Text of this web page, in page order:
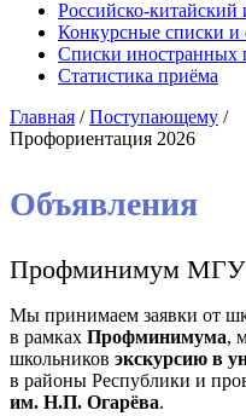
Российско-китайский
Конкурсные списки
Списки иностранных
Статистика приёма
Главная /Поступающему /
Профориентация 2026
Объявления
Профминимум МГУ
Мы принимаем заявки от
в рамках Профминимума,
школьников экскурсию в
в районы Республики и
им. Н.П. Огарёва.